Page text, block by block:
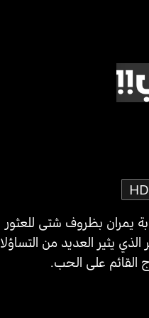
HD
يمران بظروف شتى للعثور
يثير العديد من
القائم على الحب.